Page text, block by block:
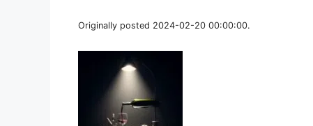
Originally posted 2024-02-20 00:00:00.